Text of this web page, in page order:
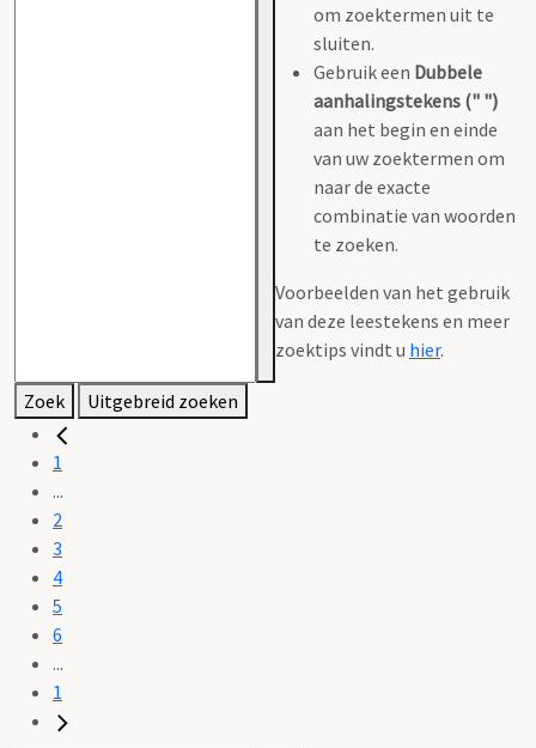
om zoektermen uit te
sluiten.
Gebruik een Dubbele
aanhalingstekens (" ")
aan het begin en einde
van uw zoektermen om
naar de exacte
combinatie van woorden
te zoeken.
Voorbeelden van het gebruik
van deze leestekens en meer
zoektips vindt u hier.
Zoek Uitgebreid zoeken
1
...
2
3
4
5
6
...
1